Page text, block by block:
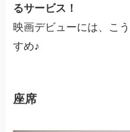
るサービス！
映画デビューには、こ
すめ♪
座席